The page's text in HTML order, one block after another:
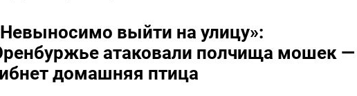
выйти на улицу»:
атаковали полчища мошек —
домашняя птица